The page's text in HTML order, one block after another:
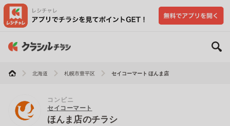
北海道 札幌市豊平区 セイコーマート ほんま店
コンビニ
セイコーマート
ほんま店のチラシ